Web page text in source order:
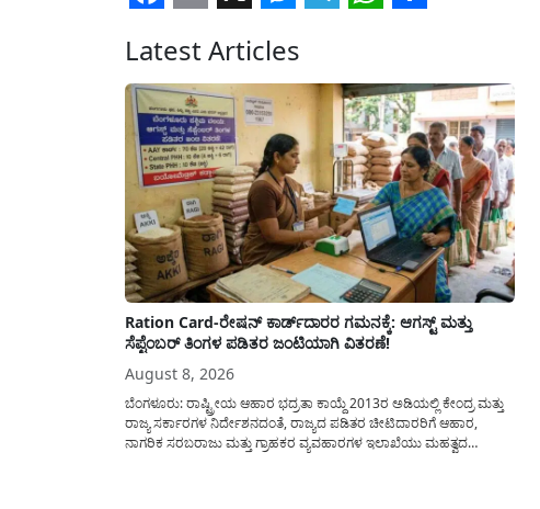
Facebook
Email
X Messenger
Telegram
WhatsApp
Share
Latest Articles
Ration Card-ರೇಷನ್ ಕಾರ್ಡ್‍ದಾರರ ಗಮನಕ್ಕೆ: ಆಗಸ್ಟ್ ಮತ್ತು
ಸೆಪ್ಟೆಂಬರ್ ತಿಂಗಳ ಪಡಿತರ ಜಂಟಿಯಾಗಿ ವಿತರಣೆ!
August 8, 2026
ಬೆಂಗಳೂರು: ರಾಷ್ಟ್ರೀಯ ಆಹಾರ ಭದ್ರತಾ ಕಾಯ್ದೆ 2013ರ ಅಡಿಯಲ್ಲಿ ಕೇಂದ್ರ ಮತ್ತು
ರಾಜ್ಯ ಸರ್ಕಾರಗಳ ನಿರ್ದೇಶನದಂತೆ, ರಾಜ್ಯದ ಪಡಿತರ ಚೀಟಿದಾರರಿಗೆ ಆಹಾರ,
ನಾಗರಿಕ ಸರಬರಾಜು ಮತ್ತು ಗ್ರಾಹಕರ ವ್ಯವಹಾರಗಳ ಇಲಾಖೆಯು ಮಹತ್ವದ